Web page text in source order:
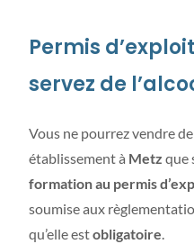
Permis
servez de
Vous ne pourrez vendre
établissement à Metz que
formation au permis
soumise aux
qu’elle estobligatoire.